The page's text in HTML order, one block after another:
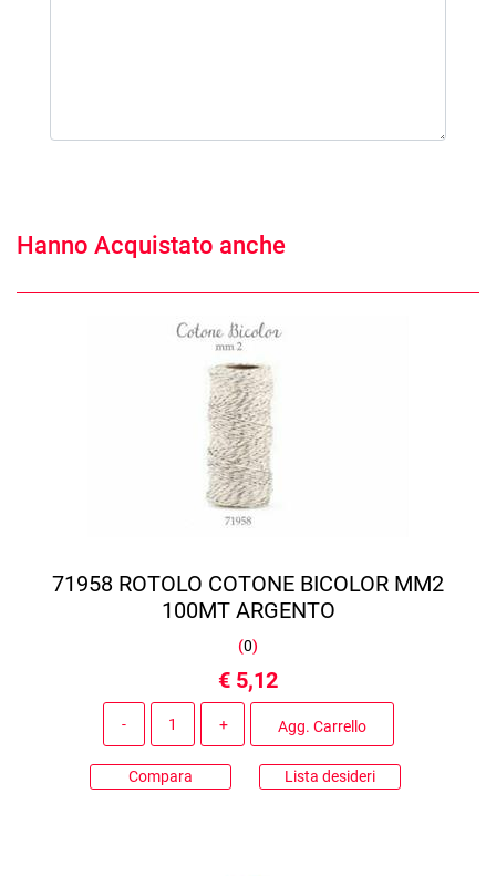
Hanno Acquistato anche
71958 ROTOLO COTONE BICOLOR MM2
100MT ARGENTO
(0)
€ 5,12
Agg. Carrello
Compara Lista desideri